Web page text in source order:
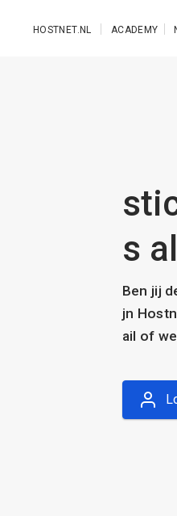
HOSTNET.NL ACADEMY
s
Ben jij
jn
ail of